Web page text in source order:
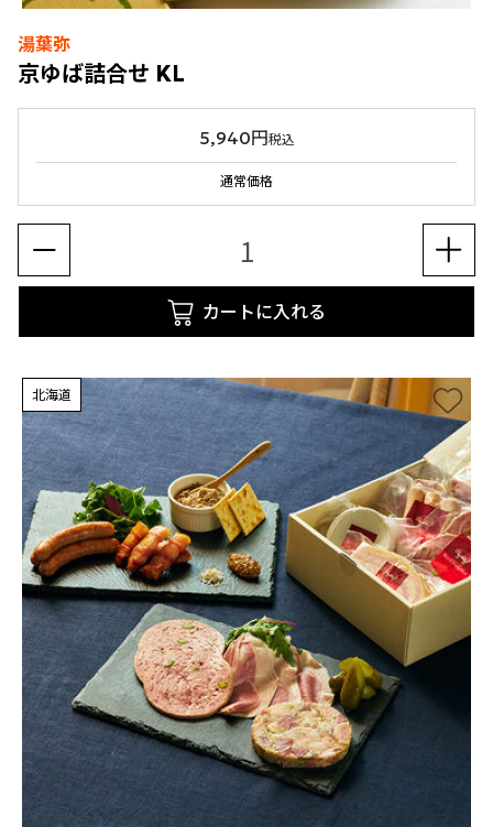
湯葉弥
京ゆば詰合せ KL
5,940円税込
通常価格
カートに入れる
北海道